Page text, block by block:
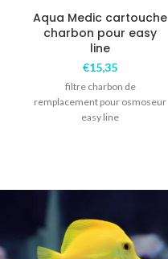
Aqua Medic cartouche
charbon pour easy
line
€15,35
filtre charbon de
remplacement pour osmoseur
easy line